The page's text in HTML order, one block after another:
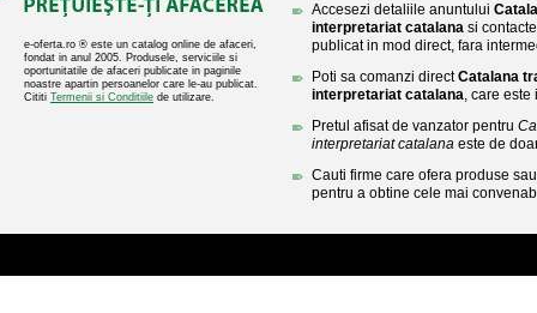
e-oferta.ro ® este un catalog online de afaceri,
fondat in anul 2005. Produsele, serviciile si
oportunitatile de afaceri publicate in paginile
noastre apartin persoanelor care le-au publicat.
Cititi Termenii si Conditiile de utilizare.
Accesezi detaliile anuntului
interpretariat catalana si
publicat in mod direct, fara
Poti sa comanzi directCatalana
interpretariat catalana, care este
Pretul afisat de vanzator pentru
interpretariat catalana este de
Cauti firme care ofera produse
pentru a obtine cele mai